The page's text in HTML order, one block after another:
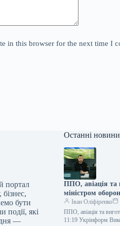
in this browser for the next time I
портал
бути
події, які
—
Останні новини
ППО, авіація та
міністром
Іван Оліфіренко
ППО, авіація та
11:19 Укрінформ